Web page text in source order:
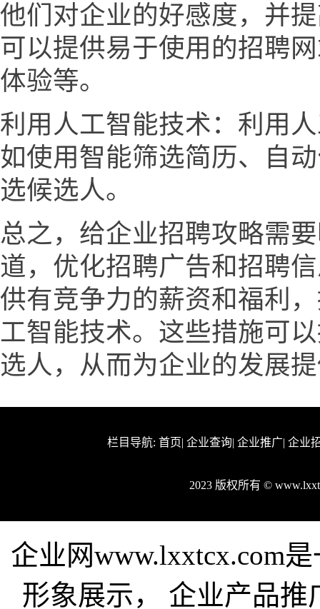
他们对企业的好感度，并
可以提供易于使用的招聘
体验等。
利用人工智能技术：利用
如使用智能筛选简历、自
选候选人。
总之，给企业招聘攻略需
道，优化招聘广告和招聘
供有竞争力的薪资和福利
工智能技术。这些措施可
选人，从而为企业的发展
栏目导航: 首页| 企业查询| 企业推广| 企业
2023 版权所有 ©
企业网www.lxxtcx.com
形象展示， 企业产品